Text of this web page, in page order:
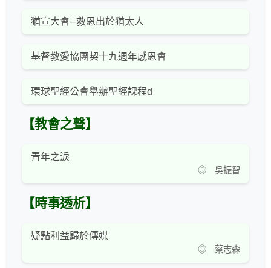
猶宣大會─救恩出於猶太人
基督教愛協團契十九週年感恩會
環球聖經公會舉辦聖經課程d
【教會之聲】
青年之淚
◎ 吳振智
【時事透析】
疑點利益歸於傳媒
◎ 蔡志森